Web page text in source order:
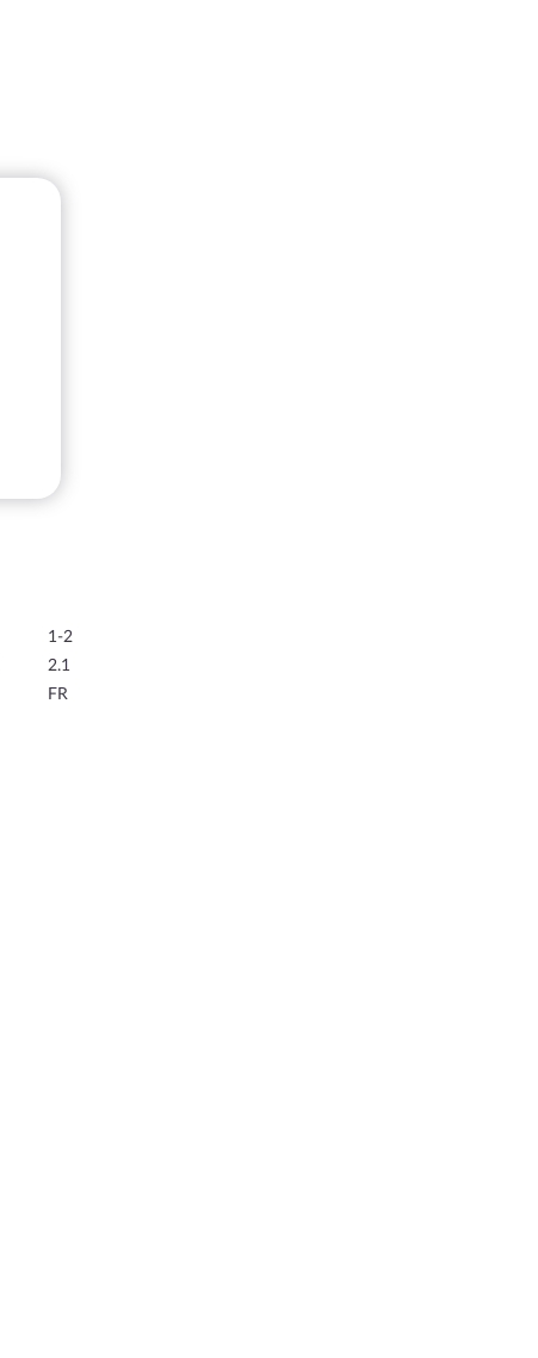
1-2
2.1
FR